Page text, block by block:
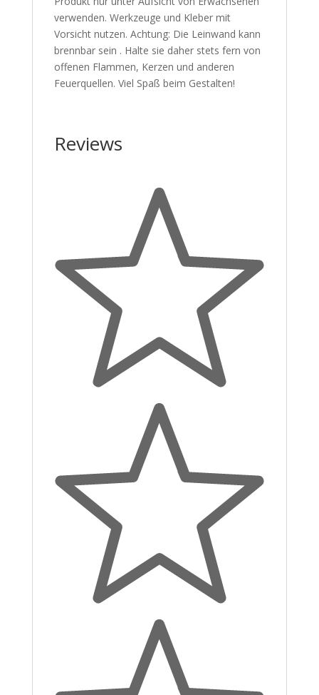
verwenden. Werkzeuge und Kleber mit
Vorsicht nutzen. Achtung: Die Leinwand kann
brennbar sein . Halte sie daher stets fern von
offenen Flammen, Kerzen und anderen
Feuerquellen. Viel Spaß beim Gestalten!
Reviews